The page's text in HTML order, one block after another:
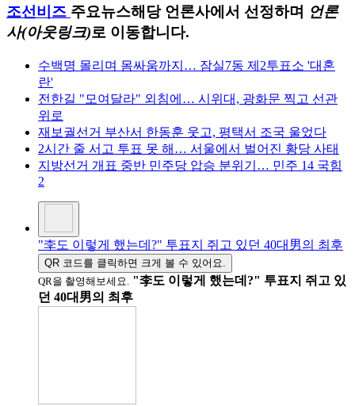
조선비즈 주요뉴스해당 언론사에서 선정하며 언론
사(아웃링크)로 이동합니다.
수백명 몰리며 몸싸움까지… 잠실7동 제2투표소 '대혼
란'
전한길 "모여달라" 외침에… 시위대, 광화문 찍고 선관
위로
재보궐선거 부산서 한동훈 웃고, 평택서 조국 울었다
2시간 줄 서고 투표 못 해… 서울에서 벌어진 황당 사태
지방선거 개표 중반 민주당 압승 분위기… 민주 14 국힘
2
"李도 이렇게 했는데?" 투표지 쥐고 있던 40대男의 최후
QR 코드를 클릭하면 크게 볼 수 있어요.
QR을 촬영해보세요. "李도 이렇게 했는데?" 투표지 쥐고 있
던 40대男의 최후